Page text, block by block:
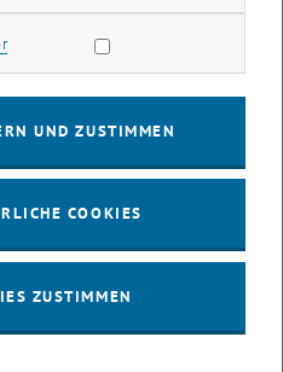
Center Linz GmbH
Robotertechnik
Marketing Cookies zulassen
UND ZUSTIMMEN
COOKIES
ZUSTIMMEN